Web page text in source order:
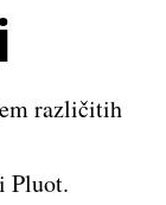
različitih
Pluot.